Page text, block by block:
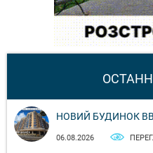
НОВИЙ БУДИНОК
06.08.2026